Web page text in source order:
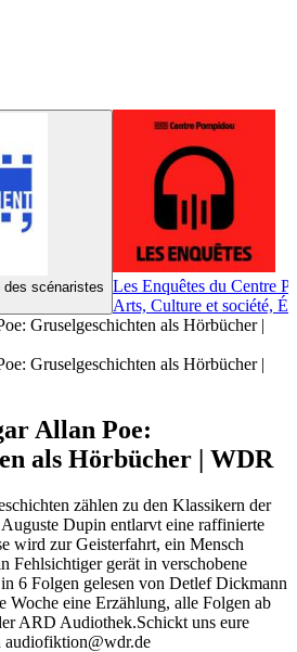
des scénaristes Les Enquêtes du Centre
Arts, Culture et société,
Gruselgeschichten als Hörbücher |
Gruselgeschichten als Hörbücher |
Allan Poe:
als Hörbücher | WDR
zählen zu den Klassikern der
Dupin entlarvt eine raffinierte
wird zur Geisterfahrt, ein Mensch
Fehlsichtiger gerät in verschobene
6 Folgen gelesen von Detlef Dickmann
Woche eine Erzählung, alle Folgen ab
ARD Audiothek.Schickt uns eure
audiofiktion@wdr.de